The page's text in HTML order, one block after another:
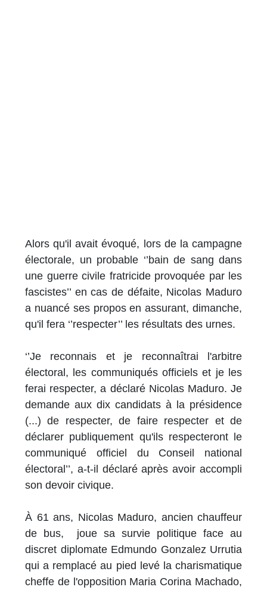
Alors qu'il avait évoqué, lors de la campagne
électorale, un probable ‘’bain de sang dans
une guerre civile fratricide provoquée par les
fascistes’’ en cas de défaite, Nicolas Maduro
a nuancé ses propos en assurant, dimanche,
qu'il fera ‘’respecter’’ les résultats des urnes.
‘’Je reconnais et je reconnaîtrai l'arbitre
électoral, les communiqués officiels et je les
ferai respecter, a déclaré Nicolas Maduro. Je
demande aux dix candidats à la présidence
(...) de respecter, de faire respecter et de
déclarer publiquement qu'ils respecteront le
communiqué officiel du Conseil national
électoral’’, a-t-il déclaré après avoir accompli
son devoir civique.
À 61 ans, Nicolas Maduro, ancien chauffeur
de bus, joue sa survie politique face au
discret diplomate Edmundo Gonzalez Urrutia
qui a remplacé au pied levé la charismatique
cheffe de l'opposition Maria Corina Machado,